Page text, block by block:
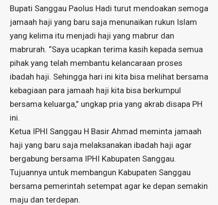
Bupati Sanggau Paolus Hadi turut mendoakan semoga
jamaah haji yang baru saja menunaikan rukun Islam
yang kelima itu menjadi haji yang mabrur dan
mabrurah. “Saya ucapkan terima kasih kepada semua
pihak yang telah membantu kelancaraan proses
ibadah haji. Sehingga hari ini kita bisa melihat bersama
kebagiaan para jamaah haji kita bisa berkumpul
bersama keluarga,” ungkap pria yang akrab disapa PH
ini.
Ketua IPHI Sanggau H Basir Ahmad meminta jamaah
haji yang baru saja melaksanakan ibadah haji agar
bergabung bersama IPHI Kabupaten Sanggau.
Tujuannya untuk membangun Kabupaten Sanggau
bersama pemerintah setempat agar ke depan semakin
maju dan terdepan.